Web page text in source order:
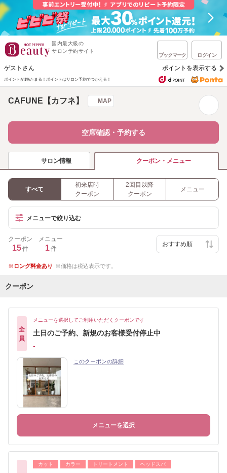
国内最大級の
サロン予約サイト
ブックマーク ログイン
ゲストさん ポイントを表示する
ポイントが1%たまる！ ポイントはサロン予約でつかえる！
CAFUNE【カフネ】 MAP
空席確認・予約する
サロン情報 クーポン・メニュー
すべて
初来店時
クーポン
2回目以降
クーポン
メニュー
メニューで絞り込む
クーポン
15件
メニュー
1件
ロング料金あり 価格は税込表示です。
クーポン
全
員
メニューを選択してご利用いただくクーポンです
土日のご予約、新規のお客様受付停止中
-
このクーポンの詳細
メニューを選択
カット カラー トリートメント ヘッドスパ